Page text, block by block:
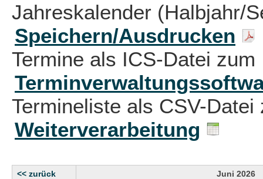
Jahreskalender (Halbjahr/
Speichern/Ausdrucken
Termine als ICS-Datei zum
Termineliste als CSV-
Weiterverarbeitung
<< zurück
Juni 2026